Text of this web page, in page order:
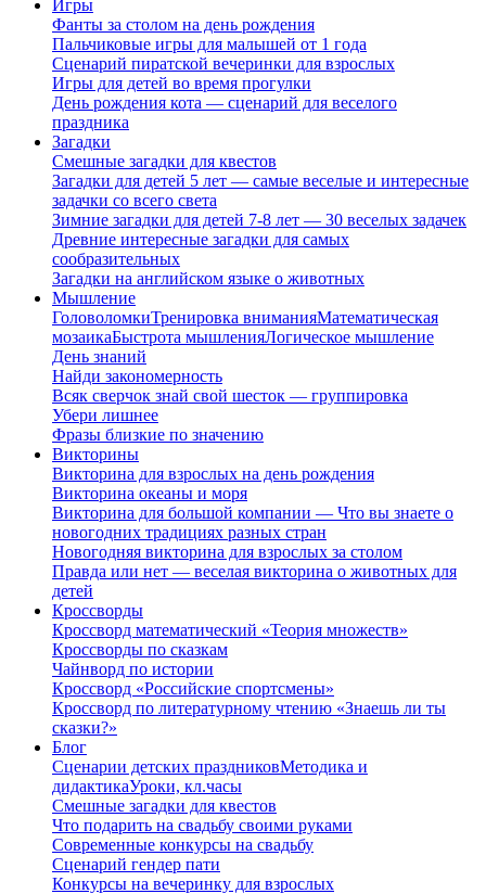
Игры
Фанты за столом на день рождения
Пальчиковые игры для малышей от 1 года
Сценарий пиратской вечеринки для взрослых
Игры для детей во время прогулки
День рождения кота — сценарий для веселого
праздника
Загадки
Смешные загадки для квестов
Загадки для детей 5 лет — самые веселые и интересные
задачки со всего света
Зимние загадки для детей 7-8 лет — 30 веселых задачек
Древние интересные загадки для самых
сообразительных
Загадки на английском языке о животных
Мышление
ГоловоломкиТренировка вниманияМатематическая
мозаикаБыстрота мышленияЛогическое мышление
День знаний
Найди закономерность
Всяк сверчок знай свой шесток — группировка
Убери лишнее
Фразы близкие по значению
Викторины
Викторина для взрослых на день рождения
Викторина океаны и моря
Викторина для большой компании — Что вы знаете о
новогодних традициях разных стран
Новогодняя викторина для взрослых за столом
Правда или нет — веселая викторина о животных для
детей
Кроссворды
Кроссворд математический «Теория множеств»
Кроссворды по сказкам
Чайнворд по истории
Кроссворд «Российские спортсмены»
Кроссворд по литературному чтению «Знаешь ли ты
сказки?»
Блог
Сценарии детских праздниковМетодика и
дидактикаУроки, кл.часы
Смешные загадки для квестов
Что подарить на свадьбу своими руками
Современные конкурсы на свадьбу
Сценарий гендер пати
Конкурсы на вечеринку для взрослых